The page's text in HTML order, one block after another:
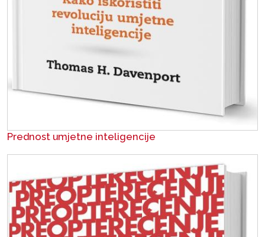
Prednost umjetne inteligencije